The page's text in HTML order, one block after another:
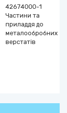
42674000-1
Частини та
приладдя до
металообробних
верстатів